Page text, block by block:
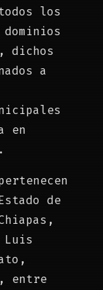
los
dichos
a
en
de
Luis
entre